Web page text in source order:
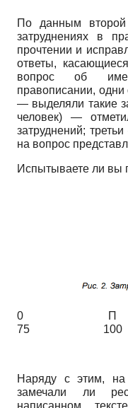
По данным
затруднениях в
прочтении и
ответы,
вопрос об
правописании,
— выделяли такие
человек) —
затруднений;
на вопрос
Испытываете ли вы
0
75 100
Наряду с этим, на
замечали ли
написанном